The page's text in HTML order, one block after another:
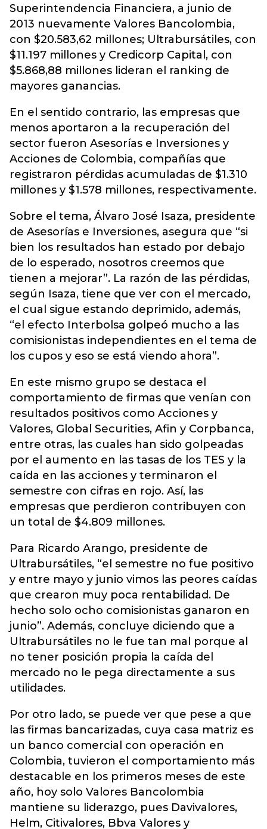
Superintendencia Financiera, a junio de
2013 nuevamente Valores Bancolombia,
con $20.583,62 millones; Ultrabursátiles, con
$11.197 millones y Credicorp Capital, con
$5.868,88 millones lideran el ranking de
mayores ganancias.
En el sentido contrario, las empresas que
menos aportaron a la recuperación del
sector fueron Asesorías e Inversiones y
Acciones de Colombia, compañías que
registraron pérdidas acumuladas de $1.310
millones y $1.578 millones, respectivamente.
Sobre el tema, Álvaro José Isaza, presidente
de Asesorías e Inversiones, asegura que “si
bien los resultados han estado por debajo
de lo esperado, nosotros creemos que
tienen a mejorar”. La razón de las pérdidas,
según Isaza, tiene que ver con el mercado,
el cual sigue estando deprimido, además,
“el efecto Interbolsa golpeó mucho a las
comisionistas independientes en el tema de
los cupos y eso se está viendo ahora”.
En este mismo grupo se destaca el
comportamiento de firmas que venían con
resultados positivos como Acciones y
Valores, Global Securities, Afin y Corpbanca,
entre otras, las cuales han sido golpeadas
por el aumento en las tasas de los TES y la
caída en las acciones y terminaron el
semestre con cifras en rojo. Así, las
empresas que perdieron contribuyen con
un total de $4.809 millones.
Para Ricardo Arango, presidente de
Ultrabursátiles, “el semestre no fue positivo
y entre mayo y junio vimos las peores caídas
que crearon muy poca rentabilidad. De
hecho solo ocho comisionistas ganaron en
junio”. Además, concluye diciendo que a
Ultrabursátiles no le fue tan mal porque al
no tener posición propia la caída del
mercado no le pega directamente a sus
utilidades.
Por otro lado, se puede ver que pese a que
las firmas bancarizadas, cuya casa matriz es
un banco comercial con operación en
Colombia, tuvieron el comportamiento más
destacable en los primeros meses de este
año, hoy solo Valores Bancolombia
mantiene su liderazgo, pues Davivalores,
Helm, Citivalores, Bbva Valores y